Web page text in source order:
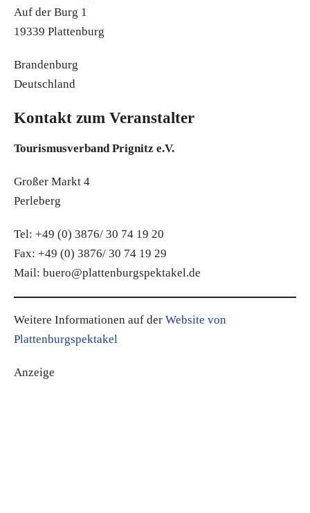
Auf der Burg 1
19339 Plattenburg
Brandenburg
Deutschland
Kontakt zum Veranstalter
Tourismusverband Prignitz e.V.
Großer Markt 4
Perleberg
Tel: +49 (0) 3876/ 30 74 19 20
Fax: +49 (0) 3876/ 30 74 19 29
Mail: buero@plattenburgspektakel.de
Weitere Informationen auf der Website von
Plattenburgspektakel
Anzeige